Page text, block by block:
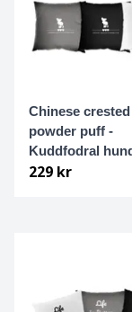
Chinese crested
powder puff -
Kuddfodral
229 kr
Griffon Bruxellois
Grosser
Hannoveransk